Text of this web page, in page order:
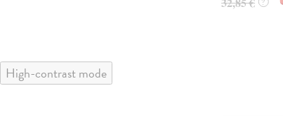
High-contrast mode